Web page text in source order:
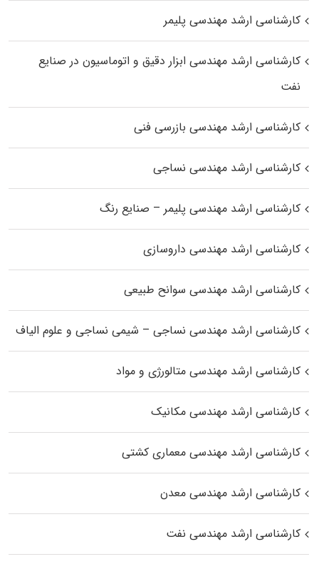
کارشناسی ارشد مهندسی پلیمر
کارشناسی ارشد مهندسی ابزار دقیق و اتوماسیون در صنایع
نفت
کارشناسی ارشد مهندسی بازرسی فنی
کارشناسی ارشد مهندسی نساجی
کارشناسی ارشد مهندسی پلیمر – صنایع رنگ
کارشناسی ارشد مهندسی داروسازی
کارشناسی ارشد مهندسی سوانح طبیعی
کارشناسی ارشد مهندسی نساجی – شیمی نساجی و علوم الیاف
کارشناسی ارشد مهندسی متالورژی و مواد
کارشناسی ارشد مهندسی مکانیک
کارشناسی ارشد مهندسی معماری کشتی
کارشناسی ارشد مهندسی معدن
کارشناسی ارشد مهندسی نفت